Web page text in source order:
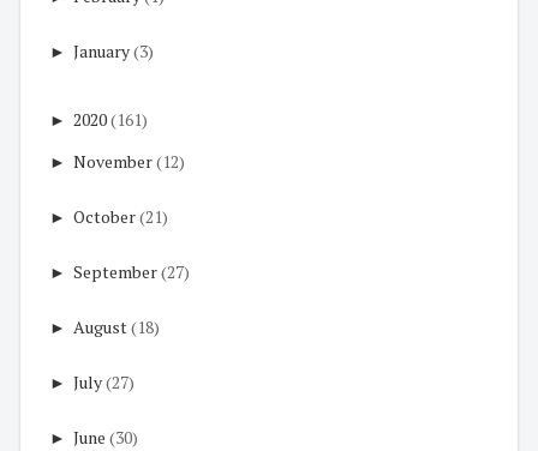
► January(3)
► 2020(161)
► November(12)
► October(21)
► September(27)
► August(18)
► July(27)
► June (30)